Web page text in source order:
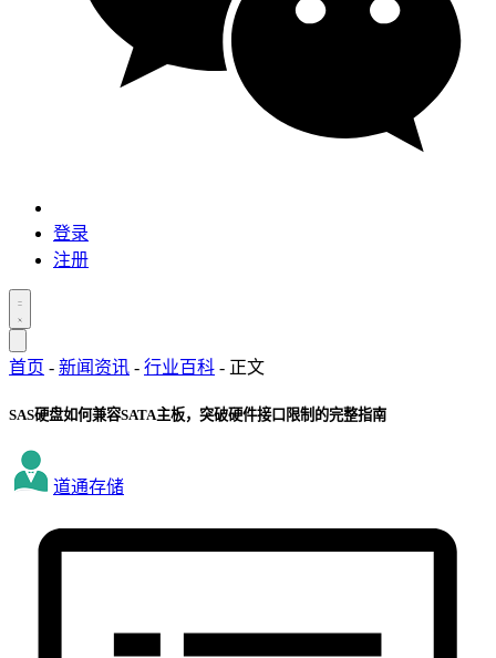
登录
注册
首页 - 新闻资讯 - 行业百科 - 正文
SAS硬盘如何兼容SATA主板，突破硬件接口限制的完整指南
道通存储